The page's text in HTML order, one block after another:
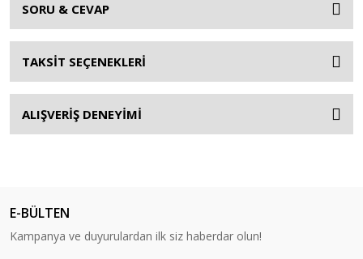
SORU & CEVAP
TAKSİT SEÇENEKLERİ
ALIŞVERİŞ DENEYİMİ
E-BÜLTEN
Kampanya ve duyurulardan ilk siz haberdar olun!